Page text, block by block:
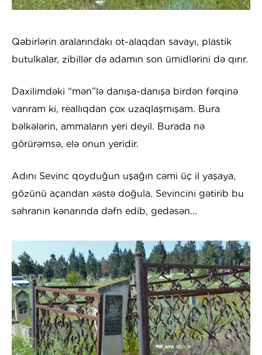
Qəbirlərin aralarındakı ot-alaqdan savayı, plastik
butulkalar, zibillər də adamın son ümidlərini də qırır.
Daxilimdəki “mən”lə danışa-danışa birdən fərqinə
varıram ki, reallıqdan çox uzaqlaşmışam. Bura
bəlkələrin, ammaların yeri deyil. Burada nə
görürəmsə, elə onun yeridir.
Adını Sevinc qoyduğun uşağın cəmi üç il yaşaya,
gözünü açandan xəstə doğula. Sevincini gətirib bu
səhranın kənarında dəfn edib, gedəsən...